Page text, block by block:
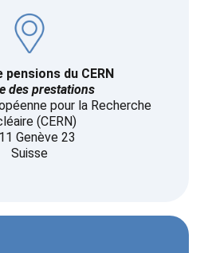
pensions du CERN
des prestations
pour la Recherche
(CERN)
Genève 23
Suisse